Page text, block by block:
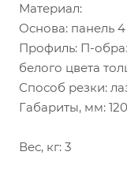
Материал:
Основа: панель
Профиль: П-
белого цвета
Способ резки:
Габариты, мм:
Вес, кг: 3